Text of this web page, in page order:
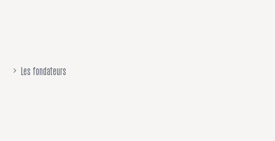
Les fondateurs